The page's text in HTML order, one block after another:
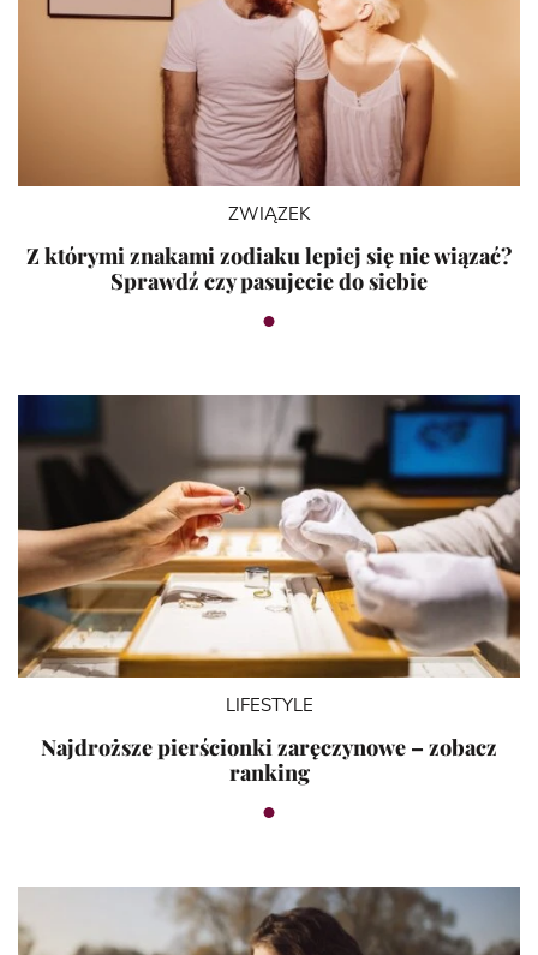
ZWIĄZEK
Z którymi znakami zodiaku lepiej się nie wiązać?
Sprawdź czy pasujecie do siebie
LIFESTYLE
Najdroższe pierścionki zaręczynowe – zobacz
ranking